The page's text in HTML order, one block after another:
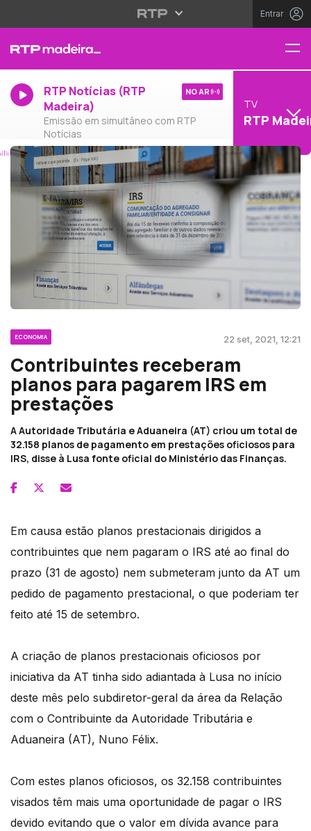
Entrar
RTP Notícias (RTP
Madeira)
Emissão em simultâneo com RTP
Notícias
NO AR
TV
RTP
ECONOMIA 22 set, 2021, 12:21
Contribuintes receberam
planos para pagarem IRS em
prestações
A Autoridade Tributária e Aduaneira (AT) criou um total de
32.158 planos de pagamento em prestações oficiosos para
IRS, disse à Lusa fonte oficial do Ministério das Finanças.
Em causa estão planos prestacionais dirigidos a
contribuintes que nem pagaram o IRS até ao final do
prazo (31 de agosto) nem submeteram junto da AT um
pedido de pagamento prestacional, o que poderiam ter
feito até 15 de setembro.
A criação de planos prestacionais oficiosos por
iniciativa da AT tinha sido adiantada à Lusa no início
deste mês pelo subdiretor-geral da área da Relação
com o Contribuinte da Autoridade Tributária e
Aduaneira (AT), Nuno Félix.
Com estes planos oficiosos, os 32.158 contribuintes
visados têm mais uma oportunidade de pagar o IRS
devido evitando que o valor em dívida avance para